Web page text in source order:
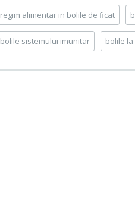
regim alimentar in bolile de ficat
bolile sistemului imunitar bolile